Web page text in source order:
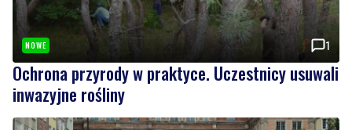
NOWE 1
Ochrona przyrody w praktyce. Uczestnicy usuwali
inwazyjne rośliny